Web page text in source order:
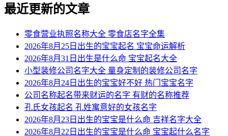
59、薇雅、菡甜、郎俪、尚廷
60、可依、清语、涵奕、伟伦
61、芊俪、悦甜、曜然、唯云
62、妮楚、欣甜、海泽、泽灏
63、姝玥、绮含、超天、宽博
64、妍甯、龄娣、宁杉、游唯
65、汐妍、瑜璐、磊恺、朗璇
最近更新的文章
零食营业执照名称大全 零食店名字全集
2026年8月25日出生的宝宝起名 宝宝命运解析
2026年8月31日出生是什么命 宝宝起名大全
小型装修公司名字大全 量身定制的装修公司名字
2026年8月24日出生的宝宝好不好 热门宝宝名字
公司名称起名带来财运的名字 有财的名称推荐
孔氏女孩起名 孔姓寓意好的女孩名字
2026年8月23日出生的宝宝是什么命 吉祥名字大全
2026年8月22日出生的宝宝是什么命 宝宝起什么名字